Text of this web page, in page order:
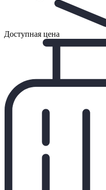
Доступная цена